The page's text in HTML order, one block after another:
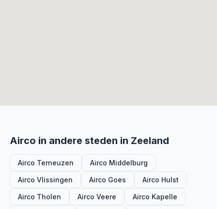
Airco in andere steden in Zeeland
Airco Terneuzen Airco Middelburg
Airco Vlissingen Airco Goes Airco Hulst
Airco Tholen Airco Veere Airco Kapelle